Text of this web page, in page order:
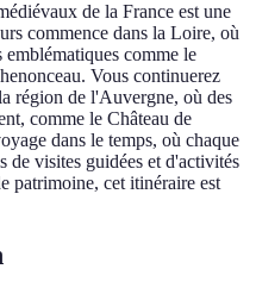
de la France est une
commence dans la Loire, où
comme le
Vous continuerez
région de l'Auvergne, où des
comme le Château de
dans le temps, où chaque
de visites guidées et d'activités
patrimoine, cet itinéraire est